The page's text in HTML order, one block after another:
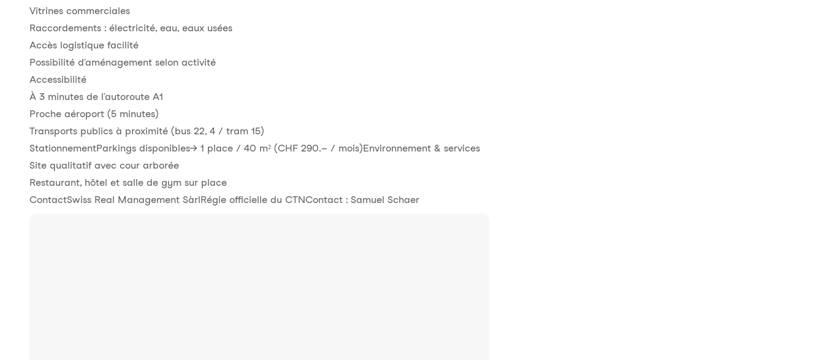
Vitrines commerciales
Raccordements : électricité, eau, eaux usées
Accès logistique facilité
Possibilité d’aménagement selon activité
Accessibilité
À 3 minutes de l’autoroute A1
Proche aéroport (5 minutes)
Transports publics à proximité (bus 22, 4 / tram 15)
StationnementParkings disponibles→ 1 place / 40 m² (CHF 290.– / mois)Environnement & services
Site qualitatif avec cour arborée
Restaurant, hôtel et salle de gym sur place
ContactSwiss Real Management SàrlRégie officielle du CTNContact : Samuel Schaer